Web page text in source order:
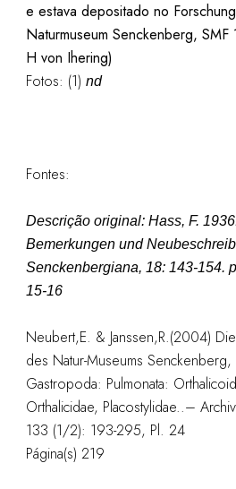
e estava depositado no
Naturmuseum Senckenberg,
H von Ihering)
Fotos: (1) nd
Fontes:
Descrição original: Hass, F.
Bemerkungen und
Senckenbergiana, 18: 143-154.
15-16
Neubert,E. & Janssen,R.(2004)
des Natur-Museums
Gastropoda: Pulmonata:
Orthalicidae, Placostylidae..–
133 (1/2): 193-295, Pl. 24
Página(s) 219